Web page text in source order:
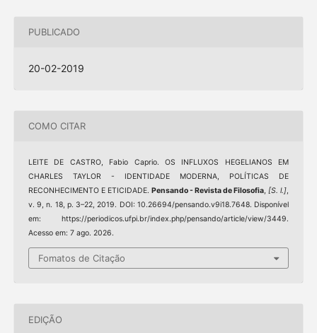
PUBLICADO
20-02-2019
COMO CITAR
LEITE DE CASTRO, Fabio Caprio. OS INFLUXOS HEGELIANOS EM
CHARLES TAYLOR - IDENTIDADE MODERNA, POLÍTICAS DE
RECONHECIMENTO E ETICIDADE. Pensando - Revista de Filosofia [S. l.]
v. 9, n. 18, p. 3–22, 2019. DOI: 10.26694/pensando.v9i18.7648. Disponível
em: https://periodicos.ufpi.br/index.php/pensando/article/view/3449.
Acesso em: 7 ago. 2026.
Fomatos de Citação
EDIÇÃO